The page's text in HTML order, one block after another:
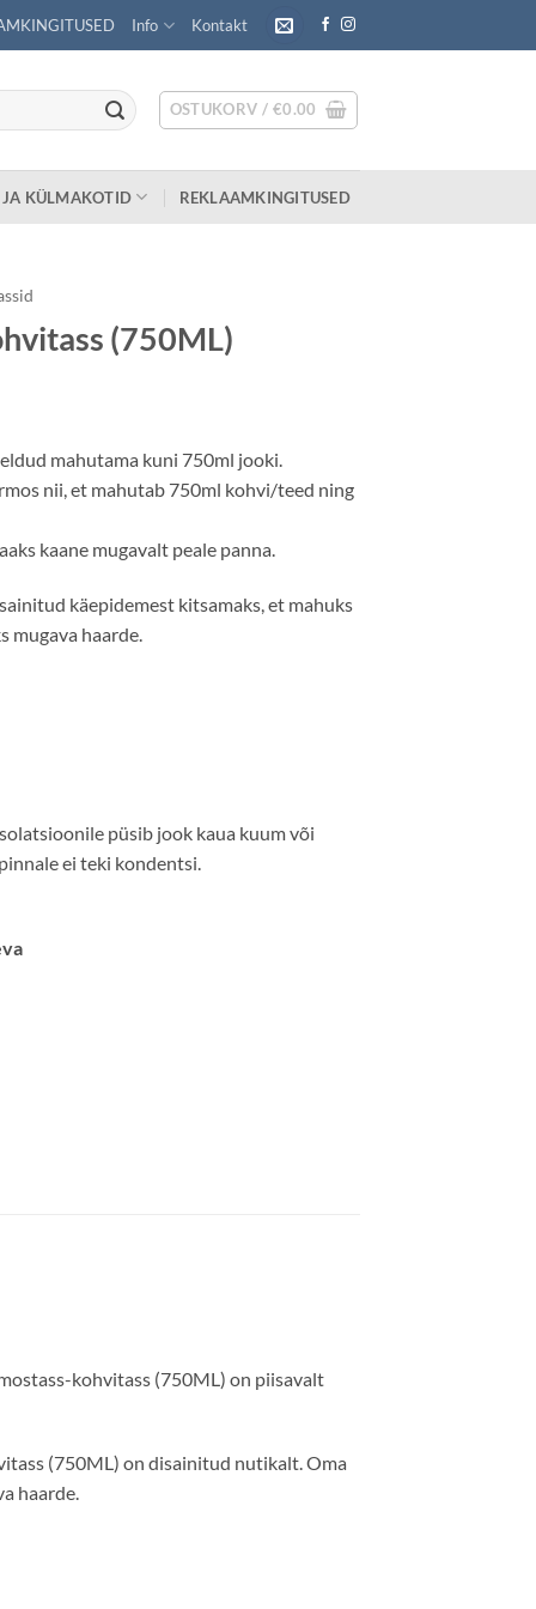
Info Kontakt
OSTUKORV / €0.00
KÜLMAKOTID REKLAAMKINGITUSED
(750ML)
mahutama kuni 750ml jooki.
nii, et mahutab 750ml kohvi/teed ning
kaane mugavalt peale panna.
käepidemest kitsamaks, et mahuks
mugava haarde.
püsib jook kaua kuum või
ei teki kondentsi.
kohvitass (750ML) on piisavalt
(750ML) on disainitud nutikalt. Oma
haarde.